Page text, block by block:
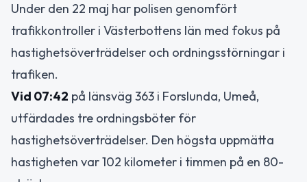
Under den 22 maj har polisen genomfört
trafikkontroller i Västerbottens län med fokus på
hastighetsöverträdelser och ordningsstörningar i
trafiken.
Vid 07:42 på länsväg 363 i Forslunda, Umeå,
utfärdades tre ordningsböter för
hastighetsöverträdelser. Den högsta uppmätta
hastigheten var 102 kilometer i timmen på en 80-